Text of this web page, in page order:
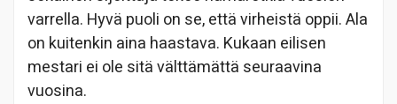
varrella. Hyvä puoli on se, että virheistä oppii. Ala
on kuitenkin aina haastava. Kukaan eilisen
mestari ei ole sitä välttämättä seuraavina
vuosina.